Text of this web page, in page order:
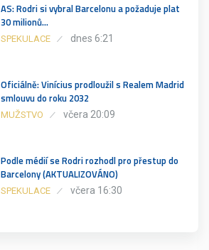
AS: Rodri si vybral Barcelonu a požaduje plat
30 milionů…
SPEKULACE dnes 6:21
Oficiálně: Vinícius prodloužil s Realem Madrid
smlouvu do roku 2032
MUŽSTVO včera 20:09
Podle médií se Rodri rozhodl pro přestup do
Barcelony (AKTUALIZOVÁNO)
SPEKULACE včera 16:30